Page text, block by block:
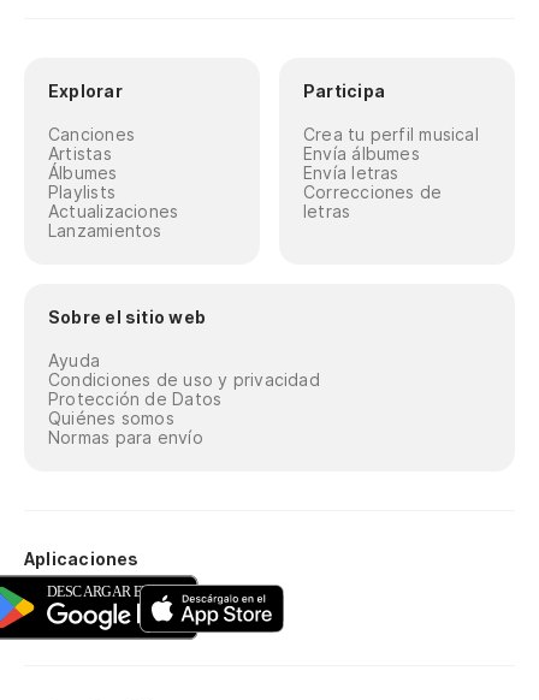
Explorar
Canciones
Artistas
Álbumes
Playlists
Actualizaciones
Lanzamientos
Participa
Crea tu perfil musical
Envía álbumes
Envía letras
Correcciones de
letras
Sobre el sitio web
Ayuda
Condiciones de uso y privacidad
Protección de Datos
Quiénes somos
Normas para envío
Aplicaciones